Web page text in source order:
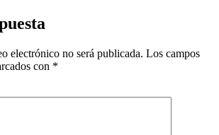
electrónico no será publicada. Los campos
con *